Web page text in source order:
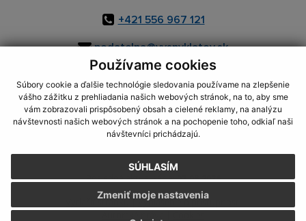
Používame cookies
Súbory cookie a ďalšie technológie sledovania používame na zlepšenie
vášho zážitku z prehliadania našich webových stránok, na to, aby sme
vám zobrazovali prispôsobený obsah a cielené reklamy, na analýzu
návštevnosti našich webových stránok a na pochopenie toho, odkiaľ naši
návštevníci prichádzajú.
SÚHLASÍM
Zmeniť moje nastavenia
+421 556 967 121
podatelna@vysnyklatov.sk
využite možnosť získavania aktuálnych informácií s využitím RSS
CMS systém (redakčný) systém ECHELON 2,Mapa stránok,web portál
webex.digital, s.r.o.,domény,registrácia domény
Posledná aktualizácia:07.08.2026
Vytlačiť stránku|Vyhlásenie o prístupnosti